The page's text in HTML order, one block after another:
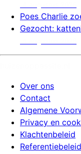
Poes Charlie
Gezocht:
Over ons
Contact
Algemene
Privacy en
Klachtenbeleid
Referentiebeleid